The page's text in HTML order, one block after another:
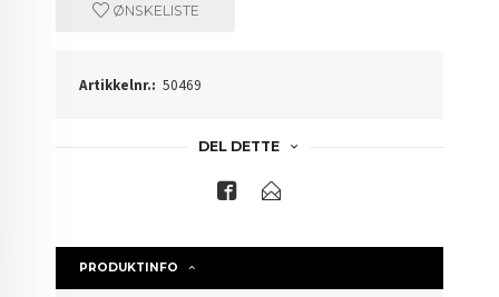
ØNSKELISTE
Artikkelnr.: 50469
DEL DETTE
PRODUKTINFO